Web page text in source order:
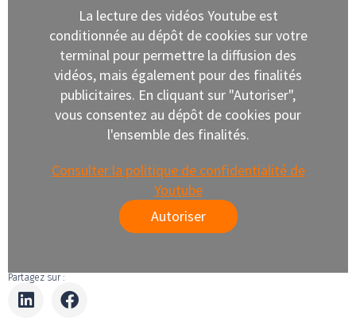
La lecture des vidéos Youtube est
conditionnée au dépôt de cookies sur votre
terminal pour permettre la diffusion des
vidéos, mais également pour des finalités
publicitaires. En cliquant sur "Autoriser",
vous consentez au dépôt de cookies pour
l'ensemble des finalités.
Consulter la politique de confidentialité de
Youtube
Autoriser
Partagez sur :